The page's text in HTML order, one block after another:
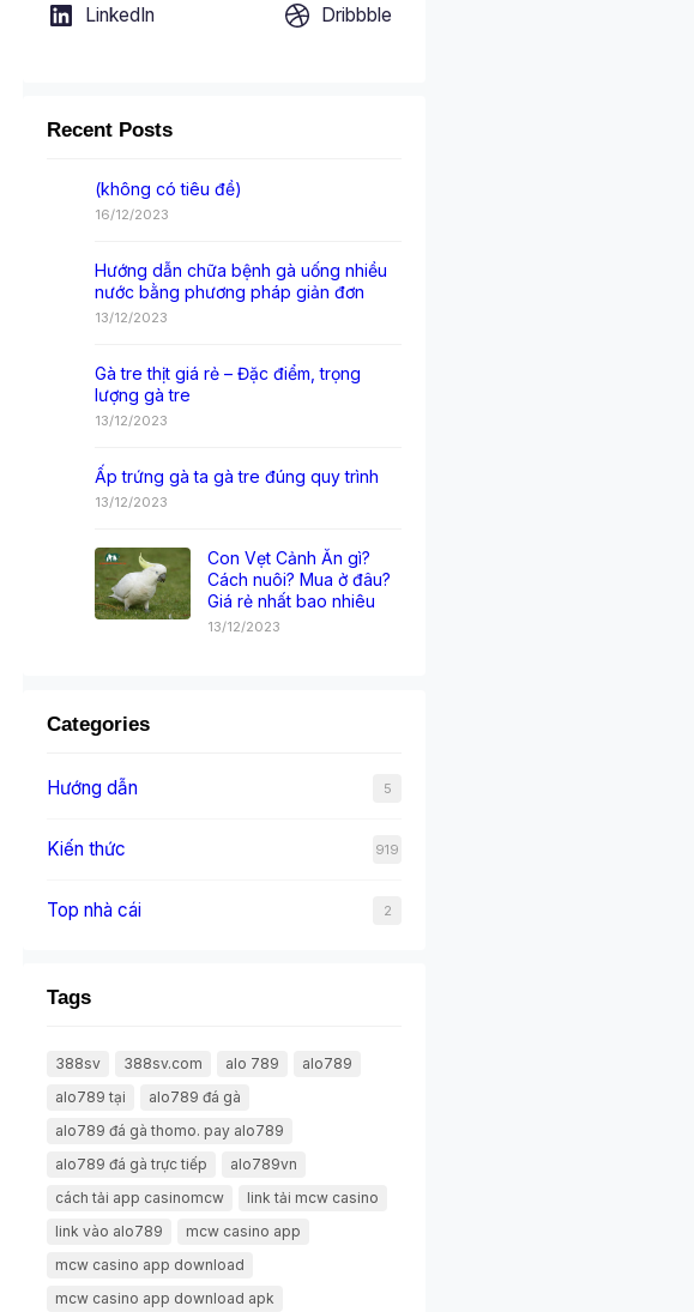
LinkedIn
Dribbble
Recent Posts
(không có tiêu đề)
16/12/2023
Hướng dẫn chữa bệnh gà uống nhiều
nước bằng phương pháp giản đơn
13/12/2023
Gà tre thịt giá rẻ – Đặc điểm, trọng
lượng gà tre
13/12/2023
Ấp trứng gà ta gà tre đúng quy trình
13/12/2023
Con Vẹt Cảnh Ăn gì?
Cách nuôi? Mua ở đâu?
Giá rẻ nhất bao nhiêu
13/12/2023
Categories
Hướng dẫn 5
Kiến thức 919
Top nhà cái 2
Tags
388sv 388sv.com alo 789
alo789
alo789 tại
alo789 đá gà
alo789 đá gà thomo. pay alo789
alo789 đá gà trực tiếp
alo789vn
cách tải app casinomcw
link tải mcw casino
link vào alo789
mcw casino app
mcw casino app download
mcw casino app download apk